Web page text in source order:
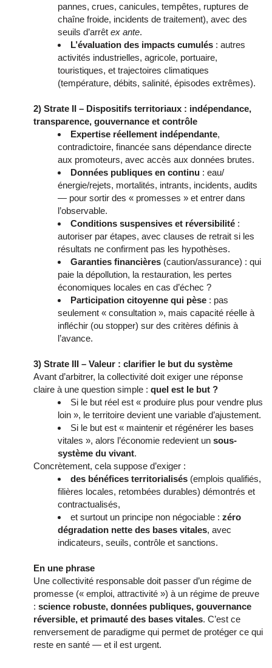
pannes, crues, canicules, tempêtes, ruptures de
chaîne froide, incidents de traitement), avec des
seuils d’arrêt ex ante.
L’évaluation des impacts cumulés : autres
activités industrielles, agricole, portuaire,
touristiques, et trajectoires climatiques
(température, débits, salinité, épisodes extrêmes).
2) Strate II – Dispositifs territoriaux : indépendance,
transparence, gouvernance et contrôle
Expertise réellement indépendante,
contradictoire, financée sans dépendance directe
aux promoteurs, avec accès aux données brutes.
Données publiques en continu : eau/
énergie/rejets, mortalités, intrants, incidents, audits
— pour sortir des « promesses » et entrer dans
l’observable.
Conditions suspensives et réversibilité :
autoriser par étapes, avec clauses de retrait si les
résultats ne confirment pas les hypothèses.
Garanties financières (caution/assurance) : qui
paie la dépollution, la restauration, les pertes
économiques locales en cas d’échec ?
Participation citoyenne qui pèse : pas
seulement « consultation », mais capacité réelle à
infléchir (ou stopper) sur des critères définis à
l’avance.
3) Strate III – Valeur : clarifier le but du système
Avant d’arbitrer, la collectivité doit exiger une réponse
claire à une question simple : quel est le but ?
Si le but réel est « produire plus pour vendre plus
loin », le territoire devient une variable d’ajustement.
Si le but est « maintenir et régénérer les bases
vitales », alors l’économie redevient un sous-
système du vivant.
Concrètement, cela suppose d’exiger :
des bénéfices territorialisés (emplois qualifiés,
filières locales, retombées durables) démontrés et
contractualisés,
et surtout un principe non négociable : zéro
dégradation nette des bases vitales, avec
indicateurs, seuils, contrôle et sanctions.
En une phrase
Une collectivité responsable doit passer d’un régime de
promesse (« emploi, attractivité ») à un régime de preuve
: science robuste, données publiques, gouvernance
réversible, et primauté des bases vitales. C’est ce
renversement de paradigme qui permet de protéger ce qui
reste en santé — et il est urgent.